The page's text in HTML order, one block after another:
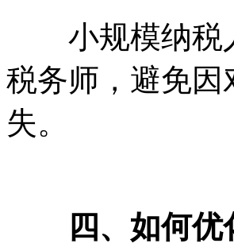
小规模纳税人
税务师，避免
失。
四、如何优